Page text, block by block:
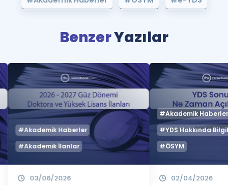
BenzerYazılar
#Akademik Haberler
#Akademik İlanlar
03/06/2026
#Akademik
#YDS Hakkında
#ÖSYM
02/04/2026